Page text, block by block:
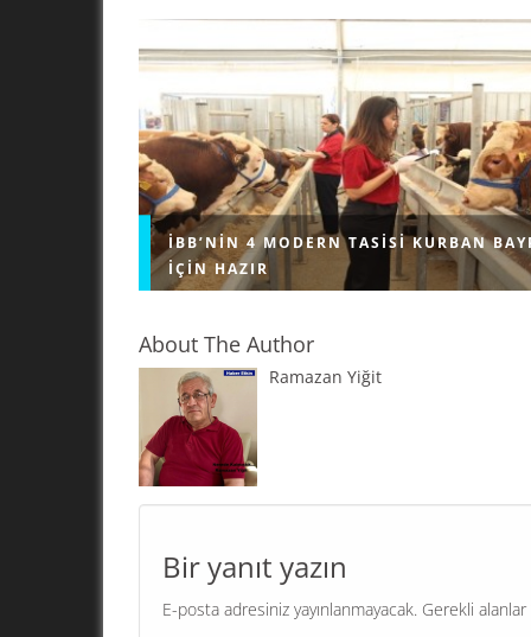
İBB’NIN 4 MODERN TASISI KURBAN
IÇIN HAZIR
İstanbul Büyükşehir Belediyesi (İBB), İstanbul’u
Bayramı’na hazırlıyor. Avrupa ve Anadolu
toplam 4 tesiste kurban satış ve kesim hizmeti
About The Author
Ramazan Yiğit
Bir yanıt yazın
E-posta adresiniz yayınlanmayacak. Gerekli alanlar